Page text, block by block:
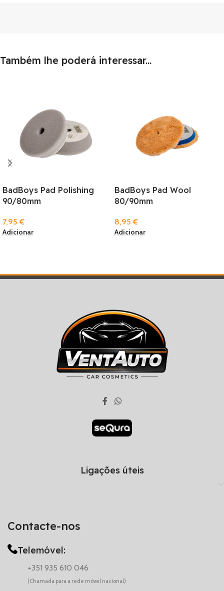
Também lhe poderá interessar...
BadBoys Pad Polishing
90/80mm
7,95€
Adicionar
BadBoys Pad Wool
80/90mm
8,95€
Adicionar
Contacte-nos
Telemóvel:
+351 935 610 046
(Chamada para a rede móvel nacional)
Ligações úteis